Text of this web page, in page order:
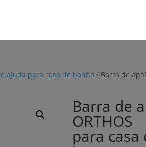
ajuda para casa de banho / Barra de
Barra de
ORTHOS
para casa